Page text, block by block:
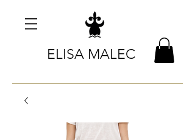
ELISA MALEC